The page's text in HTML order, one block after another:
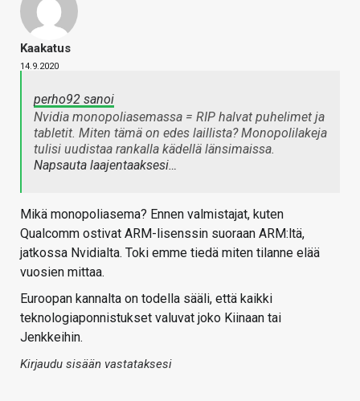
Kaakatus
14.9.2020
perho92 sanoi
Nvidia monopoliasemassa = RIP halvat puhelimet ja
tabletit. Miten tämä on edes laillista? Monopolilakeja
tulisi uudistaa rankalla kädellä länsimaissa.
Napsauta laajentaaksesi…
Mikä monopoliasema? Ennen valmistajat, kuten
Qualcomm ostivat ARM-lisenssin suoraan ARM:ltä,
jatkossa Nvidialta. Toki emme tiedä miten tilanne elää
vuosien mittaa.
Euroopan kannalta on todella sääli, että kaikki
teknologiaponnistukset valuvat joko Kiinaan tai
Jenkkeihin.
Kirjaudu sisään vastataksesi